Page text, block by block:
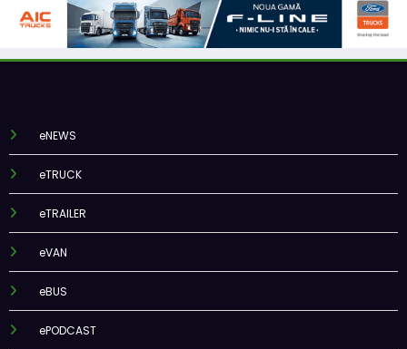
eNEWS
eTRUCK
eTRAILER
eVAN
eBUS
ePODCAST